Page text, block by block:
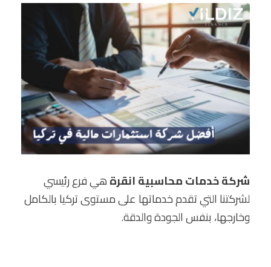
شركة خدمات محاسبية انقرةهي فرع رئيسي
لشركتنا التي تقدم خدماتها على مستوى تركيا بالكامل
وخارجها، بنفس الجودة والدقة.